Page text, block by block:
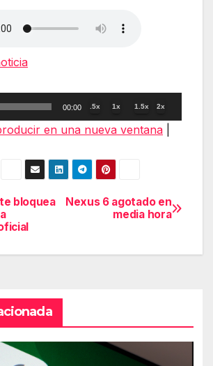
00:00 .5x 1x 1.5x 2x
en una nueva ventana
Nexus 6 agotado en
media hora
bloquea